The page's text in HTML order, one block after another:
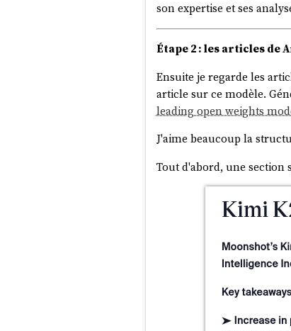
son expertise et ses
Étape 2 : les articles de
Ensuite je regarde les
article sur ce modèle.
leading open weights
J'aime beaucoup la
Tout d'abord, une section